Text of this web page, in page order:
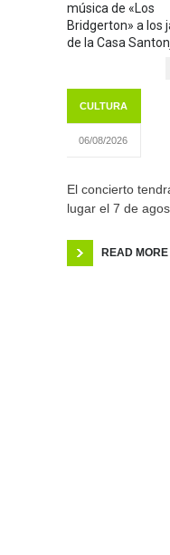
música de «Los
Bridgerton» a los
de la Casa
CULTURA
06/08/2026
El concierto
lugar el 7 de
READ MORE